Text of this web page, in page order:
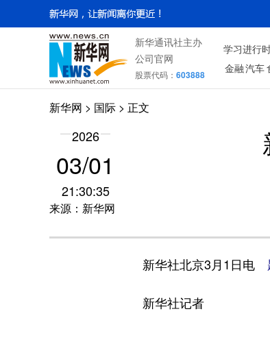
新华通讯社主办
公司官网
股票代码： 603888
学习进行
金融 汽车
新华网 > 国际 > 正文
2026
03/01
21:30:35
来源：新华网
新华社北京3月1日电
新华社记者